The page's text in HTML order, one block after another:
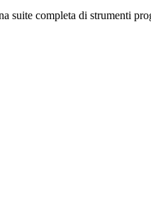
suite completa di strumenti